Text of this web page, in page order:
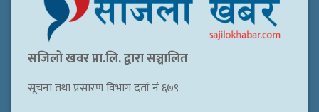
सजिलो खवर प्रा.लि. द्वारा सञ्चालित
सूचना तथा प्रसारण विभाग दर्ता नं ६७९